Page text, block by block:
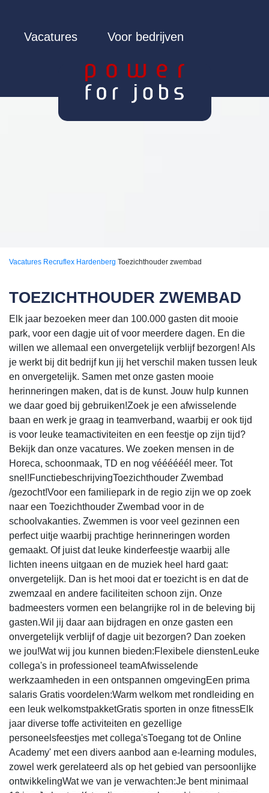
Vacatures Voor bedrijven
Vacatures Recruflex Hardenberg Toezichthouder zwembad
TOEZICHTHOUDER ZWEMBAD
Elk jaar bezoeken meer dan 100.000 gasten dit mooie
park, voor een dagje uit of voor meerdere dagen. En die
willen we allemaal een onvergetelijk verblijf bezorgen! Als
je werkt bij dit bedrijf kun jij het verschil maken tussen leuk
en onvergetelijk. Samen met onze gasten mooie
herinneringen maken, dat is de kunst. Jouw hulp kunnen
we daar goed bij gebruiken!Zoek je een afwisselende
baan en werk je graag in teamverband, waarbij er ook tijd
is voor leuke teamactiviteiten en een feestje op zijn tijd?
Bekijk dan onze vacatures. We zoeken mensen in de
Horeca, schoonmaak, TD en nog véééééél meer. Tot
snel!FunctiebeschrijvingToezichthouder Zwembad
/gezocht!Voor een familiepark in de regio zijn we op zoek
naar een Toezichthouder Zwembad voor in de
schoolvakanties. Zwemmen is voor veel gezinnen een
perfect uitje waarbij prachtige herinneringen worden
gemaakt. Of juist dat leuke kinderfeestje waarbij alle
lichten ineens uitgaan en de muziek heel hard gaat:
onvergetelijk. Dan is het mooi dat er toezicht is en dat de
zwemzaal en andere faciliteiten schoon zijn. Onze
badmeesters vormen een belangrijke rol in de beleving bij
gasten.Wil jij daar aan bijdragen en onze gasten een
onvergetelijk verblijf of dagje uit bezorgen? Dan zoeken
we jou!Wat wij jou kunnen bieden:Flexibele dienstenLeuke
collega's in professioneel teamAfwisselende
werkzaamheden in een ontspannen omgevingEen prima
salaris Gratis voordelen:Warm welkom met rondleiding en
een leuk welkomstpakketGratis sporten in onze fitnessElk
jaar diverse toffe activiteiten en gezellige
personeelsfeestjes met collega'sToegang tot de Online
Academy' met een divers aanbod aan e-learning modules,
zowel werk gerelateerd als op het gebied van persoonlijke
ontwikkelingWat we van je verwachten:Je bent minimaal